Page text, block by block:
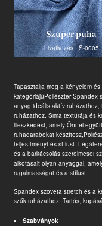
Szuper puha
hivatkozás : S-0005
Tapasztalja meg a kényelem
kategóriájúPoliészter Spandex
anyag ideális aktív
ruházathoz. Sima textúrája és
illeszkedést, amely Önnel
ruhadarabokat készítesz,
teljesítményt és stílust.
és a barkácsolás szerelmesei
alkotásait olyan anyaggal,
rugalmasságot és a stílust.
Spandex szöveta stretch és a
szűk ruházathoz. Tartós,
Szabványok